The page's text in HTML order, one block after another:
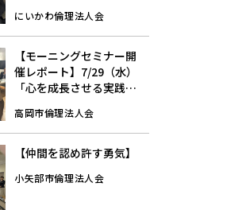
にいかわ倫理法人会
【モーニングセミナー開
催レポート】7/29（水）
「心を成長させる実践」
高岡市倫理法人会
【仲間を認め許す勇気】
小矢部市倫理法人会